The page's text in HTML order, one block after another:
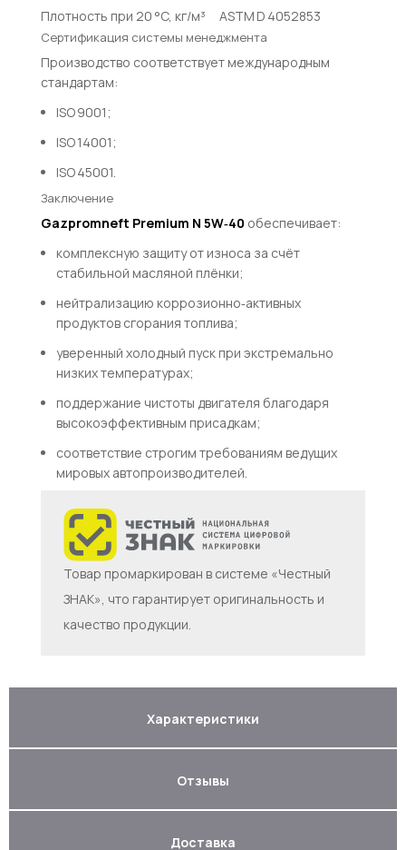
Плотность при 20 °C, кг/м³
ASTM D 4052853
Сертификация системы менеджмента
Производство соответствует международным
стандартам:
ISO 9001;
ISO 14001;
ISO 45001.
Заключение
Gazpromneft Premium N 5W‑40 обеспечивает:
комплексную защиту от износа за счёт
стабильной масляной плёнки;
нейтрализацию коррозионно‑активных
продуктов сгорания топлива;
уверенный холодный пуск при экстремально
низких температурах;
поддержание чистоты двигателя благодаря
высокоэффективным присадкам;
соответствие строгим требованиям ведущих
мировых автопроизводителей.
Товар промаркирован в системе «Честный
ЗНАК», что гарантирует оригинальность и
качество продукции.
Характеристики
Отзывы
Доставка